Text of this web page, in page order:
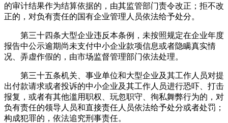
的审计结果作为结算依据的，由其监管部门责令改正；拒不改
正的，对负有责任的国有企业管理人员依法给予处分。
第三十四条大型企业违反本条例，未按照规定在企业年度
报告中公示逾期尚未支付中小企业款项信息或者隐瞒真实情
况、弄虚作假的，由市场监督管理部门依法处理。
第三十五条机关、事业单位和大型企业及其工作人员对提
出付款请求或者投诉的中小企业及其工作人员进行恐吓、打击
报复，或者有其他滥用职权、玩忽职守、徇私舞弊行为的，对
负有责任的领导人员和直接责任人员依法给予处分或者处罚；
构成犯罪的，依法追究刑事责任。